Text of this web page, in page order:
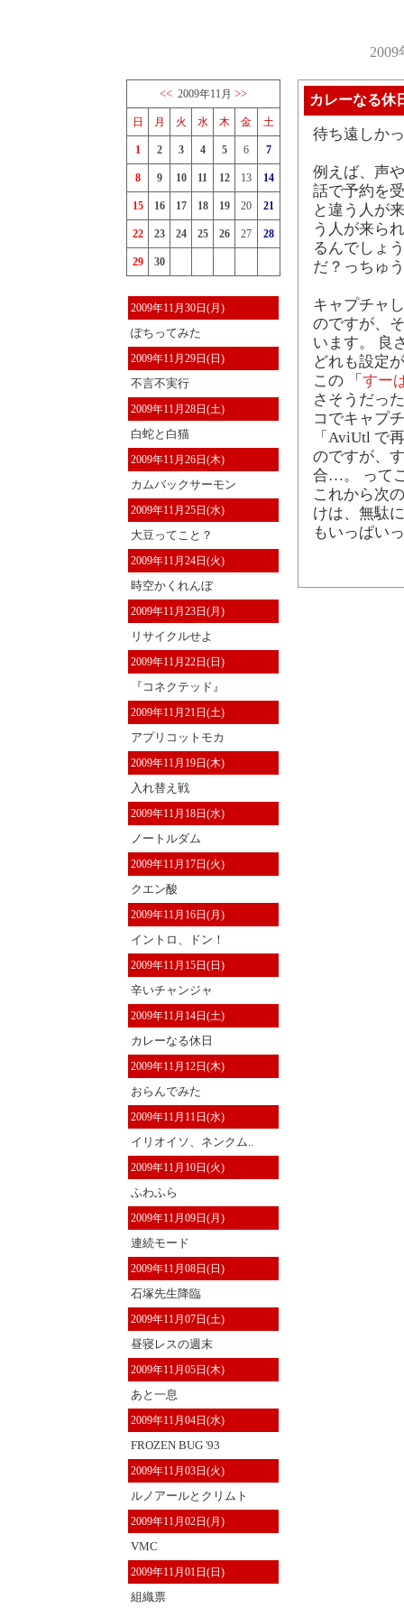
<< 2009年11月 >>
日 月 火 水 木 金 土
1 2 3 4 5 6 7
8 9 10 11 12 13 14
15 16 17 18 19 20 21
22 23 24 25 26 27 28
29 30
2009年11月30日(月)
ぽちってみた
2009年11月29日(日)
不言不実行
2009年11月28日(土)
白蛇と白猫
2009年11月26日(木)
カムバックサーモン
2009年11月25日(水)
大豆ってこと？
2009年11月24日(火)
時空かくれんぼ
2009年11月23日(月)
リサイクルせよ
2009年11月22日(日)
『コネクテッド』
2009年11月21日(土)
アプリコットモカ
2009年11月19日(木)
入れ替え戦
2009年11月18日(水)
ノートルダム
2009年11月17日(火)
クエン酸
2009年11月16日(月)
イントロ、ドン！
2009年11月15日(日)
辛いチャンジャ
2009年11月14日(土)
カレーなる休日
2009年11月12日(木)
おらんでみた
2009年11月11日(水)
イリオイソ、ネンクム..
2009年11月10日(火)
ふわふら
2009年11月09日(月)
連続モード
2009年11月08日(日)
石塚先生降臨
2009年11月07日(土)
昼寝レスの週末
2009年11月05日(木)
あと一息
2009年11月04日(水)
FROZEN BUG '93
2009年11月03日(火)
ルノアールとクリムト
2009年11月02日(月)
VMC
2009年11月01日(日)
組織票
カレーなる休
待ち遠しか
例えば、声
話で予約を
と違う人が
う人が来ら
るんでしょ
だ？っちゅ
キャプチャ
のですが、
います。 良
どれも設定
この 「 すー
さそうだっ
コでキャプ
「AviUtl で
のですが、
合…。 って
これから次
けは、無駄
もいっぱい